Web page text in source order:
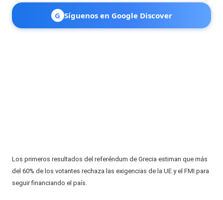
G Síguenos en Google Discover
Los primeros resultados del referéndum de Grecia estiman que más
del 60% de los votantes rechaza las exigencias de la UE y el FMI para
seguir financiando el país.